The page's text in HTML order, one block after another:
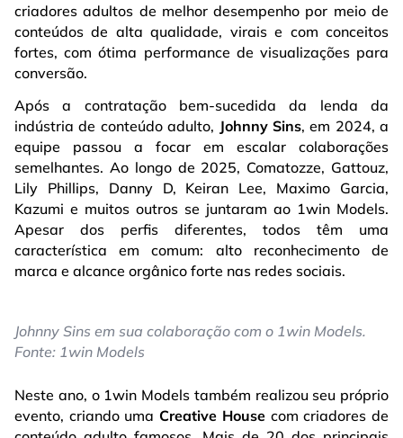
criadores adultos de melhor desempenho por meio de
conteúdos de alta qualidade, virais e com conceitos
fortes, com ótima performance de visualizações para
conversão.
Após a contratação bem-sucedida da lenda da
indústria de conteúdo adulto, Johnny Sins, em 2024, a
equipe passou a focar em escalar colaborações
semelhantes. Ao longo de 2025, Comatozze, Gattouz,
Lily Phillips, Danny D, Keiran Lee, Maximo Garcia,
Kazumi e muitos outros se juntaram ao 1win Models.
Apesar dos perfis diferentes, todos têm uma
característica em comum: alto reconhecimento de
marca e alcance orgânico forte nas redes sociais.
Johnny Sins em sua colaboração com o 1win Models.
Fonte: 1win Models
Neste ano, o 1win Models também realizou seu próprio
evento, criando umaCreative Housecom criadores de